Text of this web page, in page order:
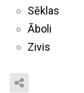
Sēklas
Āboli
Zivis